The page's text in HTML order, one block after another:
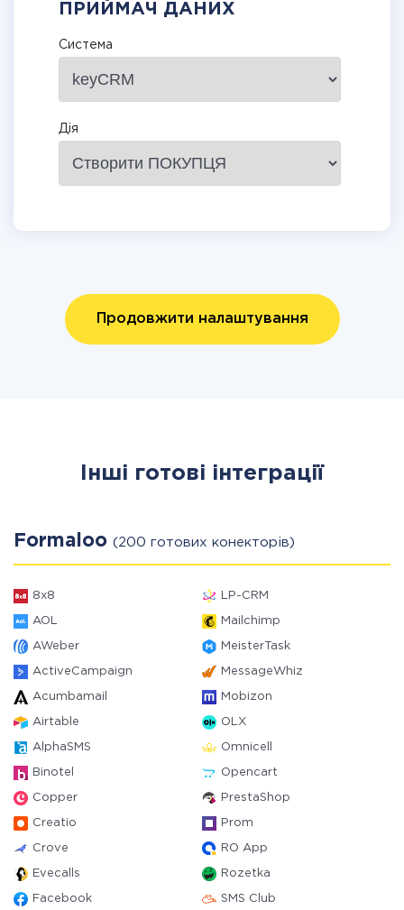
ПРИЙМАЧ ДАНИХ
Система
Дія
Продовжити налаштування
Інші готові інтеграції
Formaloo (200 готових конекторів)
8x8 LP-CRM
AOL Mailchimp
AWeber MeisterTask
ActiveCampaign MessageWhiz
Acumbamail Mobizon
Airtable OLX
AlphaSMS Omnicell
Binotel Opencart
Copper PrestaShop
Creatio Prom
Crove RO App
Evecalls Rozetka
Facebook SMS Club